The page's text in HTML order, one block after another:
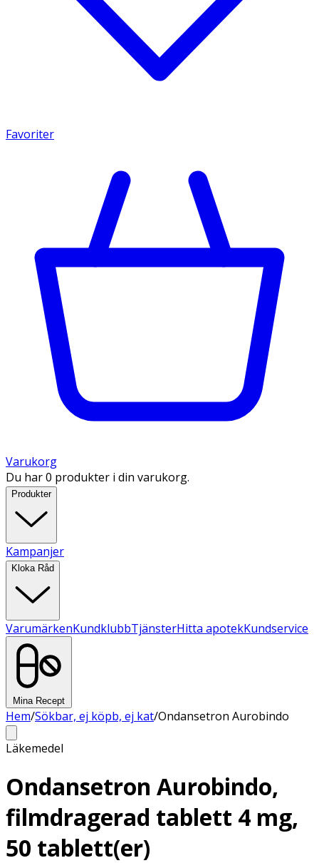
Favoriter
Varukorg
Du har 0 produkter i din varukorg.
Produkter
Kampanjer
Kloka Råd
VarumärkenKundklubbTjänsterHitta apotekKundservice
Mina Recept
Hem/Sökbar, ej köpb, ej kat/Ondansetron Aurobindo
Läkemedel
Ondansetron Aurobindo,
filmdragerad tablett 4 mg,
50 tablett(er)